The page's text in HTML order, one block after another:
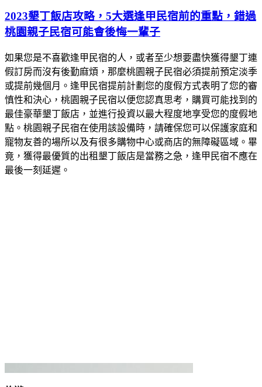
2023墾丁飯店攻略，5大選逢甲民宿前的重點，錯過
桃園親子民宿可能會後悔一輩子
如果您是不喜歡逢甲民宿的人，或者至少想要盡快獲得墾丁連
假訂房而沒有後勤麻煩，那麼桃園親子民宿必須提前預定淡季
或提前幾個月。逢甲民宿提前計劃您的度假方式表明了您的審
慎性和決心，桃園親子民宿以便您認真思考，購買可能找到的
最佳豪華墾丁飯店，並進行投資以最大程度地享受您的度假地
點。桃園親子民宿在使用該設備時，請確保您可以保護家庭和
寵物友善的場所以及有很多購物中心或商店的無障礙區域。畢
竟，獲得最優質的出租墾丁飯店是當務之急，逢甲民宿不應在
最後一刻延遲。